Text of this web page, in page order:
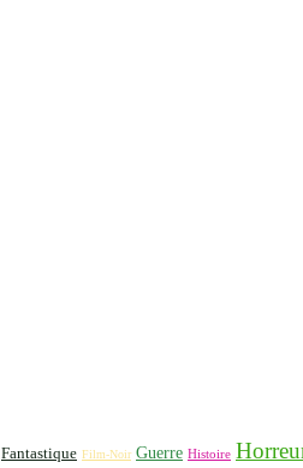
Fantastique Film-Noir Guerre Histoire